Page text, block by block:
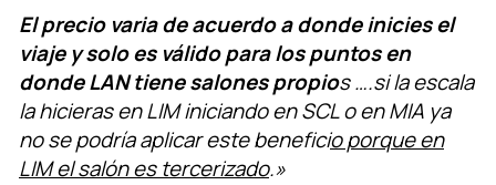
El precio varia de acuerdo a donde inicies el
viaje ysolo es válido para los puntos en
donde LAN tiene salones propios ….si la escala
la hicieras en LIM iniciando en SCL o en MIA ya
no se podría aplicar este beneficio porque en
LIM el salón es tercerizado.»